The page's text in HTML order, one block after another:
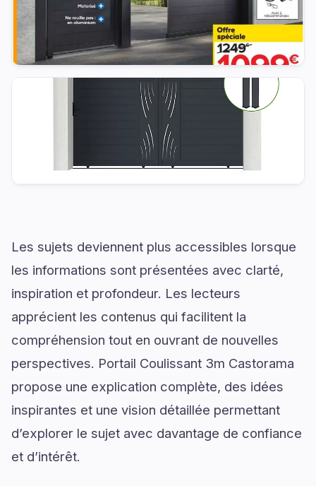
Les sujets deviennent plus accessibles lorsque
les informations sont présentées avec clarté,
inspiration et profondeur. Les lecteurs
apprécient les contenus qui facilitent la
compréhension tout en ouvrant de nouvelles
perspectives. Portail Coulissant 3m Castorama
propose une explication complète, des idées
inspirantes et une vision détaillée permettant
d’explorer le sujet avec davantage de confiance
et d’intérêt.